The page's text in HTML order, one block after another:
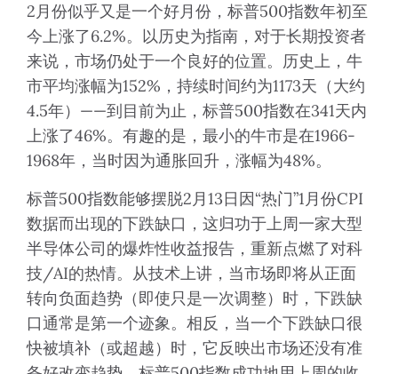
2月份似乎又是一个好月份，标普500指数年初至
今上涨了6.2%。以历史为指南，对于长期投资者
来说，市场仍处于一个良好的位置。历史上，牛
市平均涨幅为152%，持续时间约为1173天（大约
4.5年）——到目前为止，标普500指数在341天内
上涨了46%。有趣的是，最小的牛市是在1966-
1968年，当时因为通胀回升，涨幅为48%。
标普500指数能够摆脱2月13日因“热门”1月份CPI
数据而出现的下跌缺口，这归功于上周一家大型
半导体公司的爆炸性收益报告，重新点燃了对科
技/AI的热情。从技术上讲，当市场即将从正面
转向负面趋势（即使只是一次调整）时，下跌缺
口通常是第一个迹象。相反，当一个下跌缺口很
快被填补（或超越）时，它反映出市场还没有准